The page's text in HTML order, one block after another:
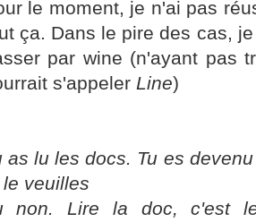
le moment, je n'ai pas
ça. Dans le pire des cas,
par wine (n'ayant pas
s'appeler Line)
as lu les docs. Tu es
le veuilles
non. Lire la doc, c'est